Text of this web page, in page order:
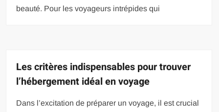
beauté. Pour les voyageurs intrépides qui
Les critères indispensables pour trouver
l’hébergement idéal en voyage
Dans l’excitation de préparer un voyage, il est crucial